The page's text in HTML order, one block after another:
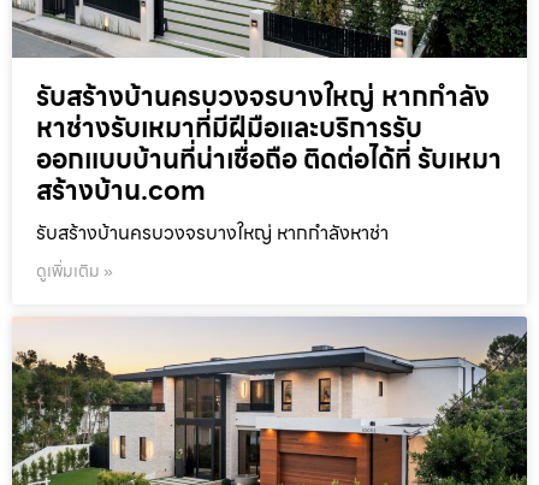
รับสร้างบ้านครบวงจรบางใหญ่ หากกำลัง
หาช่างรับเหมาที่มีฝีมือและบริการรับ
ออกแบบบ้านที่น่าเชื่อถือ ติดต่อได้ที่ รับเหมา
สร้างบ้าน.com
รับสร้างบ้านครบวงจรบางใหญ่ หากกำลังหาช่า
ดูเพิ่มเติม »